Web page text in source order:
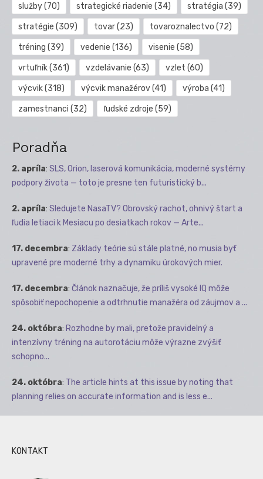
služby(70) strategické riadenie (34) stratégia (39)
stratégie (309) tovar(23) tovaroznalectvo (72)
tréning (39) vedenie (136) visenie (58)
vrtuľník(361) vzdelávanie (63) vzlet (60)
výcvik(318) výcvik manažérov(41) výroba (41)
zamestnanci (32) ľudské zdroje (59)
Poradňa
2. apríla: SLS, Orion, laserová komunikácia, moderné systémy
podpory života — toto je presne ten futuristický b...
2. apríla: Sledujete NasaTV? Obrovský rachot, ohnivý štart a
ľudia letiaci k Mesiacu po desiatkach rokov — Arte...
17. decembra: Základy teórie sú stále platné, no musia byť
upravené pre moderné trhy a dynamiku úrokových mier.
17. decembra: Článok naznačuje, že príliš vysoké IQ môže
spôsobiť nepochopenie a odtrhnutie manažéra od záujmov a ...
24. októbra: Rozhodne by mali, pretože pravidelný a
intenzívny tréning na autorotáciu môže výrazne zvýšiť
schopno...
24. októbra: The article hints at this issue by noting that
planning relies on accurate information and is less e...
KONTAKT